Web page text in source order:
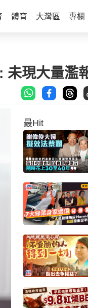
體育 大灣區 專欄
未現大量濫
最Hit